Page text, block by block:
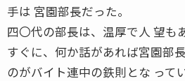
手は 宮園部長だった。
四〇代の部長は、温厚で人 望も
すぐに、何か話があれば宮園部
のがバイト連中の鉄則とな って